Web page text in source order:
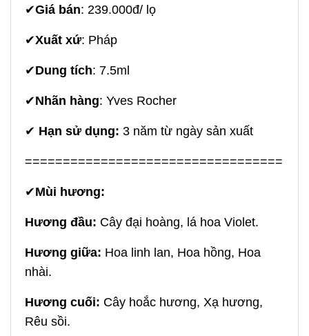
✔Giá bán: 239.000đ/ lọ
✔Xuất xứ: Pháp
✔Dung tích: 7.5ml
✔Nhãn hàng: Yves Rocher
✔ Hạn sử dụng: 3 năm từ ngày sản xuất
==================================
✔Mùi hương:
Hương đầu: Cây đại hoàng, lá hoa Violet.
Hương giữa: Hoa linh lan, Hoa hồng, Hoa
nhài.
Hương cuối: Cây hoắc hương, Xạ hương,
Rêu sồi.